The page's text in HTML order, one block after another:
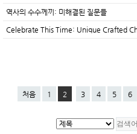
역사의 수수께끼: 미해결된 질문들
Celebrate This Time: Unique Crafted
처음 1 2 3 4 5 6